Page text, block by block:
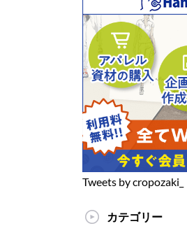
Tweets by cropozaki_
カテゴリー